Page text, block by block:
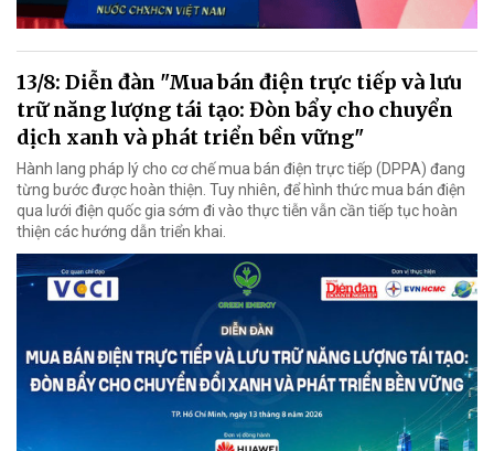
13/8: Diễn đàn "Mua bán điện trực tiếp và lưu
trữ năng lượng tái tạo: Đòn bẩy cho chuyển
dịch xanh và phát triển bền vững"
Hành lang pháp lý cho cơ chế mua bán điện trực tiếp (DPPA) đang
từng bước được hoàn thiện. Tuy nhiên, để hình thức mua bán điện
qua lưới điện quốc gia sớm đi vào thực tiễn vẫn cần tiếp tục hoàn
thiện các hướng dẫn triển khai.